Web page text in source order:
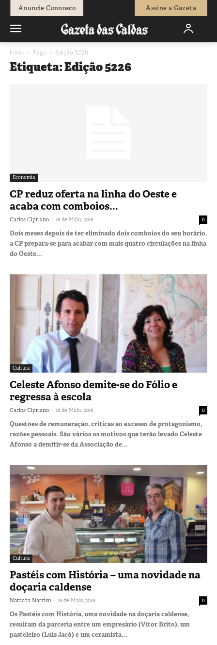
Anuncie Connosco Assine a Gazeta
Início Tags Edição 5226
Etiqueta: Edição 5226
Economia
CP reduz oferta na linha do Oeste e
acaba com comboios...
Carlos Cipriano - 18 de Maio, 2018 0
Dois meses depois de ter eliminado dois comboios do seu horário,
a CP prepara-se para acabar com mais quatro circulações na linha
do Oeste...
Cultura
Celeste Afonso demite-se do Fólio e
regressa à escola
Carlos Cipriano - 18 de Maio, 2018 0
Questões de remuneração, críticas ao excesso de protagonismo,
razões pessoais. São vários os motivos que terão levado Celeste
Afonso a demitir-se da Associação de...
Cultura
Pastéis com História – uma novidade na
doçaria caldense
Natacha Narciso - 18 de Maio, 2018 0
Os Pastéis com História, uma novidade na doçaria caldense,
resultam da parceria entre um empresário (Vítor Brito), um
pasteleiro (Luís Jacó) e um ceramista...